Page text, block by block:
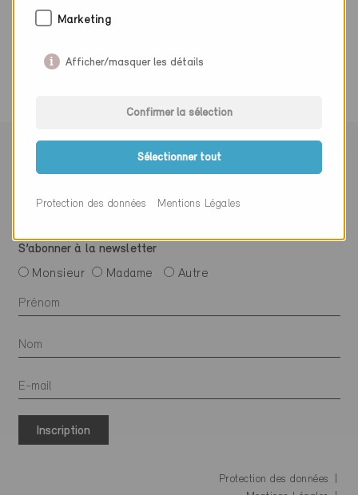
S’abonner à la newsletter
Monsieur
Madame Autre
Inscription
Protection des données
Marketing
Afficher/masquer les détails
Confirmer la sélection
Sélectionner tout
Protection des données Mentions Légales